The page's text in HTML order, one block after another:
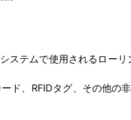
ステムで使用されるロー
ド、RFIDタグ、その他の